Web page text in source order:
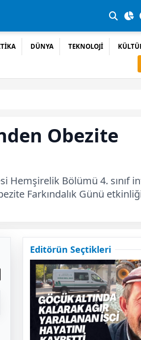
DÜNYA TEKNOLOJİ
Obezite
Hemşirelik Bölümü 4. sınıf
Farkındalık Günü
Editörün Seçtikleri